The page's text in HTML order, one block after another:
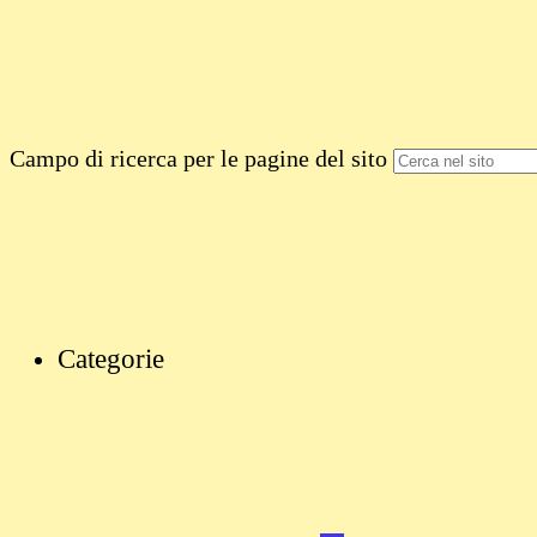
Campo di ricerca per le pagine del sito
Categorie